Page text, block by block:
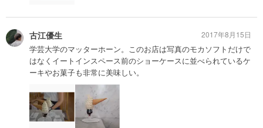
古江優生
学芸大学のマッターホーン。このお店は写真のモカソフトだけで
はなくイートインスペース前のショーケースに並べられているケ
ーキやお菓子も非常に美味しい。
2017年8月15日